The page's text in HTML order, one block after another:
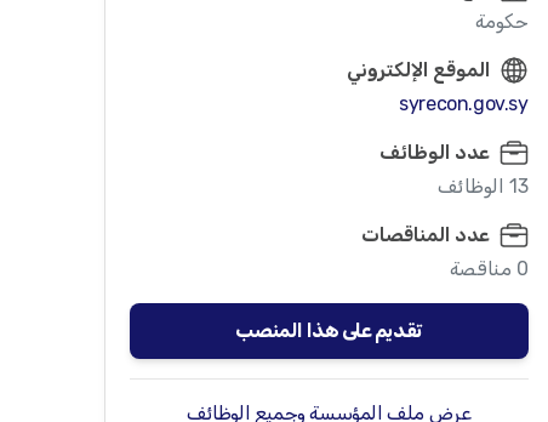
حكومة
الموقع الإلكتروني
syrecon.gov.sy
عدد الوظائف
13 الوظائف
عدد المناقصات
0 مناقصة
تقديم على هذا المنصب
عرض ملف المؤسسة وجميع الوظائف